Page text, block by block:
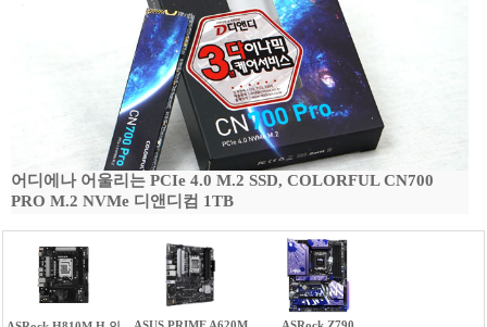
어디에나 어울리는 PCIe 4.0 M.2 SSD, COLORFUL CN700
PRO M.2 NVMe 디앤디컴 1TB